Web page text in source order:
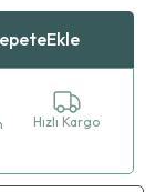
Hızlı Kargo